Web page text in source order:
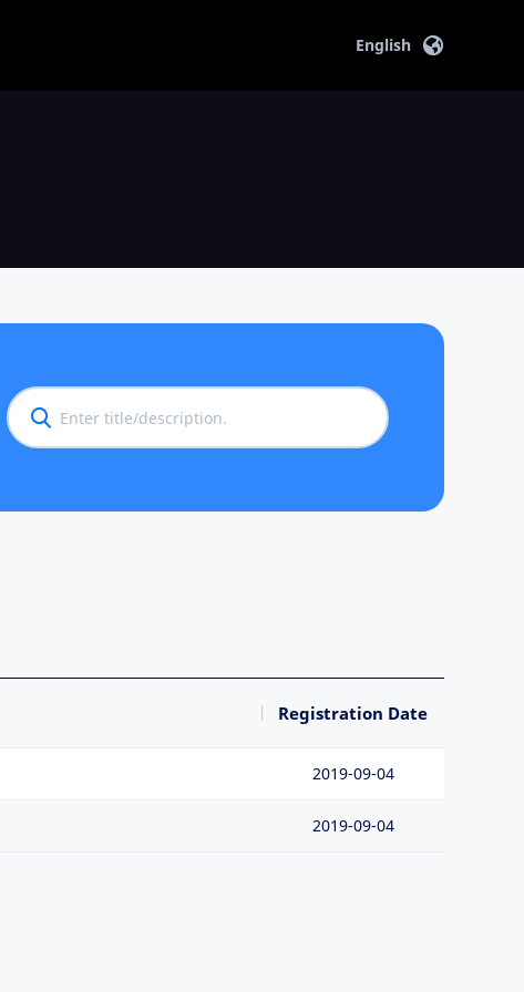
English
Registration Date
2019-09-04
2019-09-04